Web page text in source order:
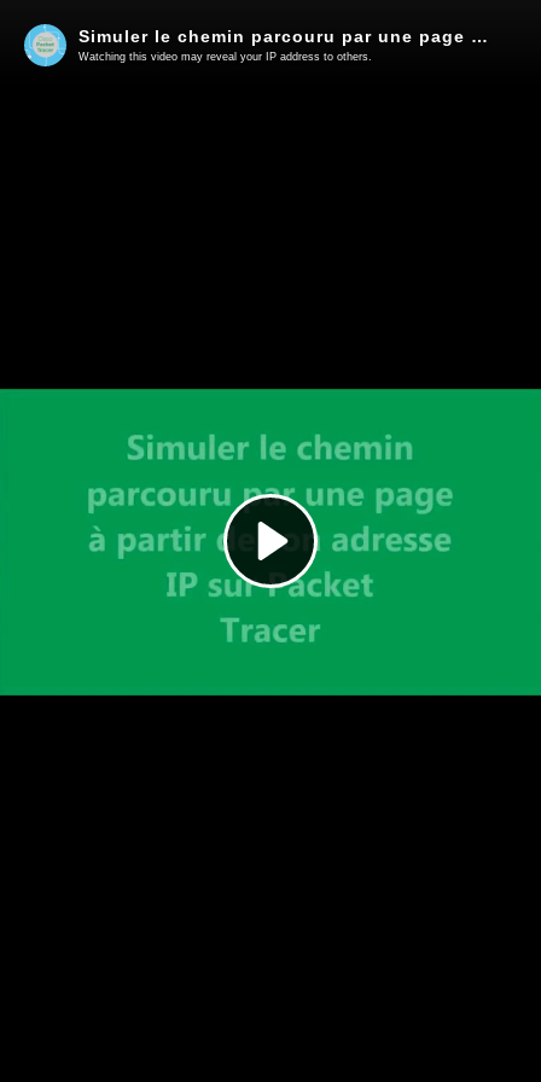
Play
Video
Simuler le chemin parcouru par une page à partir de son adresse IP sur Packet Tracer
Watching this video may reveal your IP address to others.